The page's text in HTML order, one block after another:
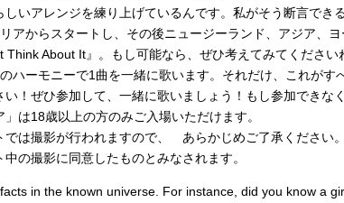
しいアレンジを練り上げているんです。私がそう断言でき
アからスタートし、その後ニュージーランド、アジア、
Think About It』。もし可能なら、ぜひ考えてみてください
ハーモニーで1曲を一緒に歌います。それだけ、これがす
い！ぜひ参加して、一緒に歌いましょう！もし参加できな
」は18歳以上の方のみご入場いただけます。
では撮影が行われますので、 あらかじめご了承ください
中の撮影に同意したものとみなされます。
in the known universe. For instance, did you know a